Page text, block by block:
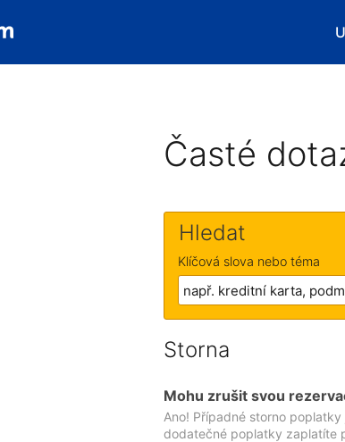
Časté
Hledat
Klíčová slova nebo téma
Storna
Mohu zrušit svou
Ano! Případné storno
dodatečné poplatky zaplatíte